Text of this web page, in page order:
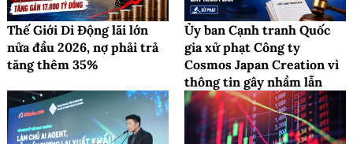
Thế Giới Di Động lãi lớn
nửa đầu 2026, nợ phải trả
tăng thêm 35%
Ủy ban Cạnh tranh Quốc
gia xử phạt Công ty
Cosmos Japan Creation vì
thông tin gây nhầm lẫn